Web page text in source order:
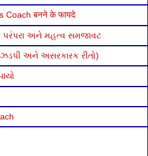
Coach बनने के फायदे
અને મહત્વ સમજાવટ
અને અસરકારક રીતો)